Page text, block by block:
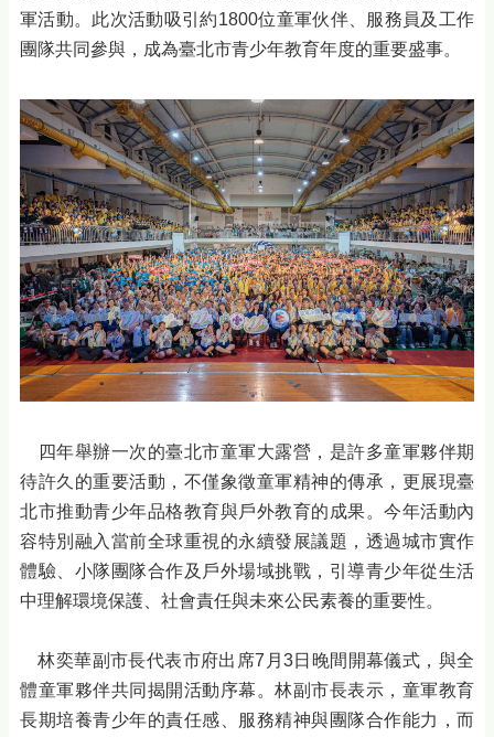
軍活動。此次活動吸引約1800位童軍伙伴、服務員及工作
團隊共同參與，成為臺北市青少年教育年度的重要盛事。
四年舉辦一次的臺北市童軍大露營，是許多童軍夥伴期
待許久的重要活動，不僅象徵童軍精神的傳承，更展現臺
北市推動青少年品格教育與戶外教育的成果。今年活動內
容特別融入當前全球重視的永續發展議題，透過城市實作
體驗、小隊團隊合作及戶外場域挑戰，引導青少年從生活
中理解環境保護、社會責任與未來公民素養的重要性。
林奕華副市長代表市府出席7月3日晚間開幕儀式，與全
體童軍夥伴共同揭開活動序幕。林副市長表示，童軍教育
長期培養青少年的責任感、服務精神與團隊合作能力，而